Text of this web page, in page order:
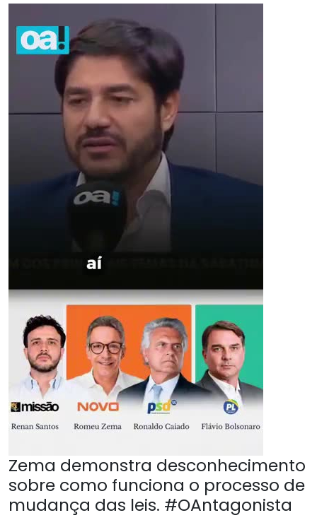
Zema demonstra desconhecimento
sobre como funciona o processo de
mudança das leis. #OAntagonista